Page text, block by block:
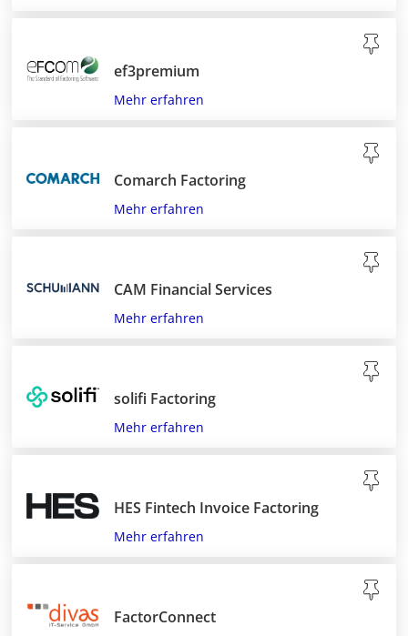
ef3premium
Mehr erfahren
Comarch Factoring
Mehr erfahren
CAM Financial Services
Mehr erfahren
solifi Factoring
Mehr erfahren
HES Fintech Invoice Factoring
Mehr erfahren
FactorConnect